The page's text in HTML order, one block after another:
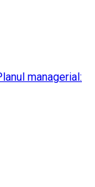
managerial: